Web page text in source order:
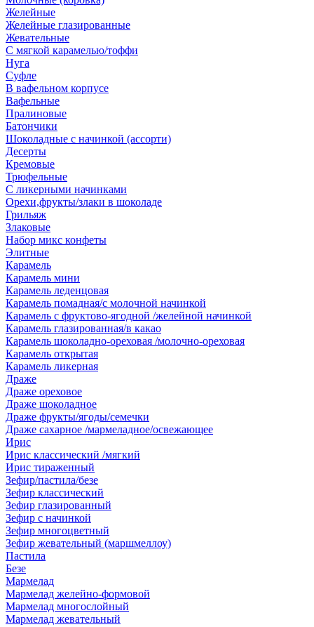
Желейные
Желейные глазированные
Жевательные
С мягкой карамелью/тоффи
Нуга
Суфле
В вафельном корпусе
Вафельные
Пралиновые
Батончики
Шоколадные с начинкой (ассорти)
Десерты
Кремовые
Трюфельные
С ликерными начинками
Орехи,фрукты/злаки в шоколаде
Грильяж
Злаковые
Набор микс конфеты
Элитные
Карамель
Карамель мини
Карамель леденцовая
Карамель помадная/с молочной начинкой
Карамель с фруктово-ягодной /желейной начинкой
Карамель глазированная/в какао
Карамель шоколадно-ореховая /молочно-ореховая
Карамель открытая
Карамель ликерная
Драже
Драже ореховое
Драже шоколадное
Драже фрукты/ягоды/семечки
Драже сахарное /мармеладное/освежающее
Ирис
Ирис классический /мягкий
Ирис тираженный
Зефир/пастила/безе
Зефир классический
Зефир глазированный
Зефир с начинкой
Зефир многоцветный
Зефир жевательный (маршмеллоу)
Пастила
Безе
Мармелад
Мармелад желейно-формовой
Мармелад многослойный
Мармелад жевательный